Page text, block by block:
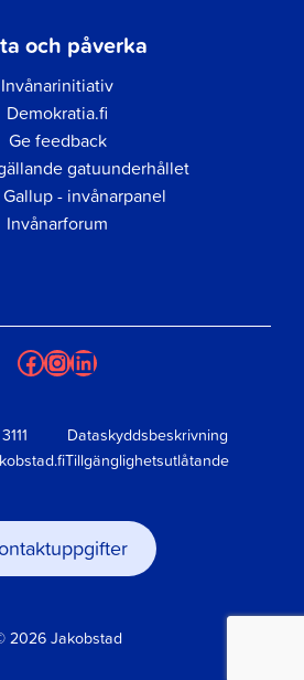
och påverka
Invånarinitiativ
Demokratia.fi
Ge feedback
gatuunderhållet
- invånarpanel
Invånarforum
Facebook
Instagram
LinkedIn
Dataskyddsbeskrivning
Tillgänglighetsutlåtande
2026 Jakobstad